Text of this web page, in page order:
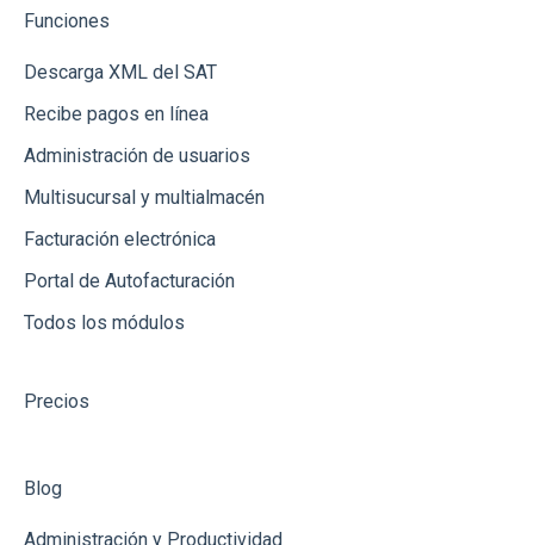
Cotizaciones
Inventarios (Almacenes)
Notas de Crédito
Dashboard
Reportes
Recepción de Mercancia
Usuarios
Integración vía Zapier
Funciones
Descarga XML del SAT
Recibe pagos en línea
Administración de usuarios
Multisucursal y multialmacén
Facturación electrónica
Portal de Autofacturación
Todos los módulos
Precios
Blog
Administración y Productividad